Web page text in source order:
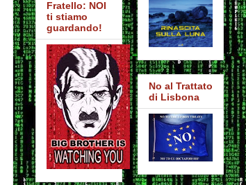
Fratello: NOI
ti stiamo
guardando!
No al Trattato
di Lisbona